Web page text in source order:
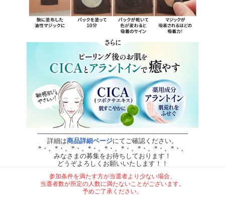
---------------------------------------------------------------------------
詳細は商品詳細ページにてご確認ください。
*・。*・。*・。*・。*・。*・。*・。*・。*・。
みなさまの募集をお待ちしております！
どうぞよろしくお願いいたします！！
参加条件を満たす方が当選者より少ない場合、
当選者数が所定の人数に満たないことがございます。
予めご了承ください。